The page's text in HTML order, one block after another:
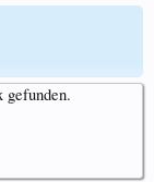
gefunden.